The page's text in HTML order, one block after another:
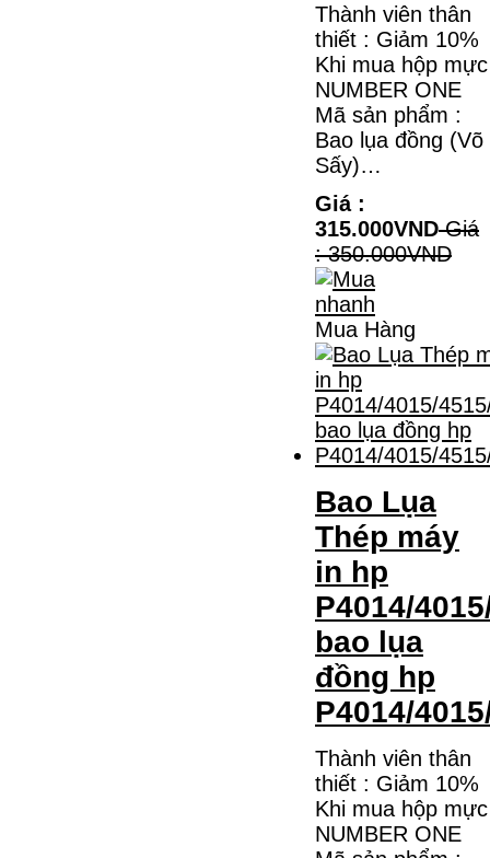
Thành viên thân
thiết : Giảm 10%
Khi mua hộp mực
NUMBER ONE
Mã sản phẩm :
Bao lụa đồng (Võ
Sấy)…
Giá :
315.000VNDGiá
: 350.000VND
Mua Hàng
Bao Lụa
Thép máy
in hp
P4014/
bao lụa
đồng hp
P4014/
Thành viên thân
thiết : Giảm 10%
Khi mua hộp mực
NUMBER ONE